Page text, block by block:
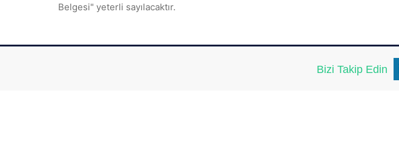
Belgesi" yeterli sayılacaktır.
Bizi Takip Edin